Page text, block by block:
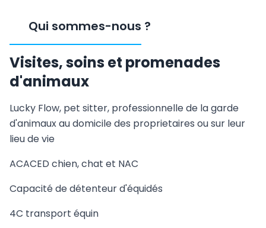
Qui sommes-nous ?
Visites, soins et promenades
d'animaux
Lucky Flow, pet sitter, professionnelle de la garde
d'animaux au domicile des proprietaires ou sur leur
lieu de vie
ACACED chien, chat et NAC
Capacité de détenteur d'équidés
4C transport équin